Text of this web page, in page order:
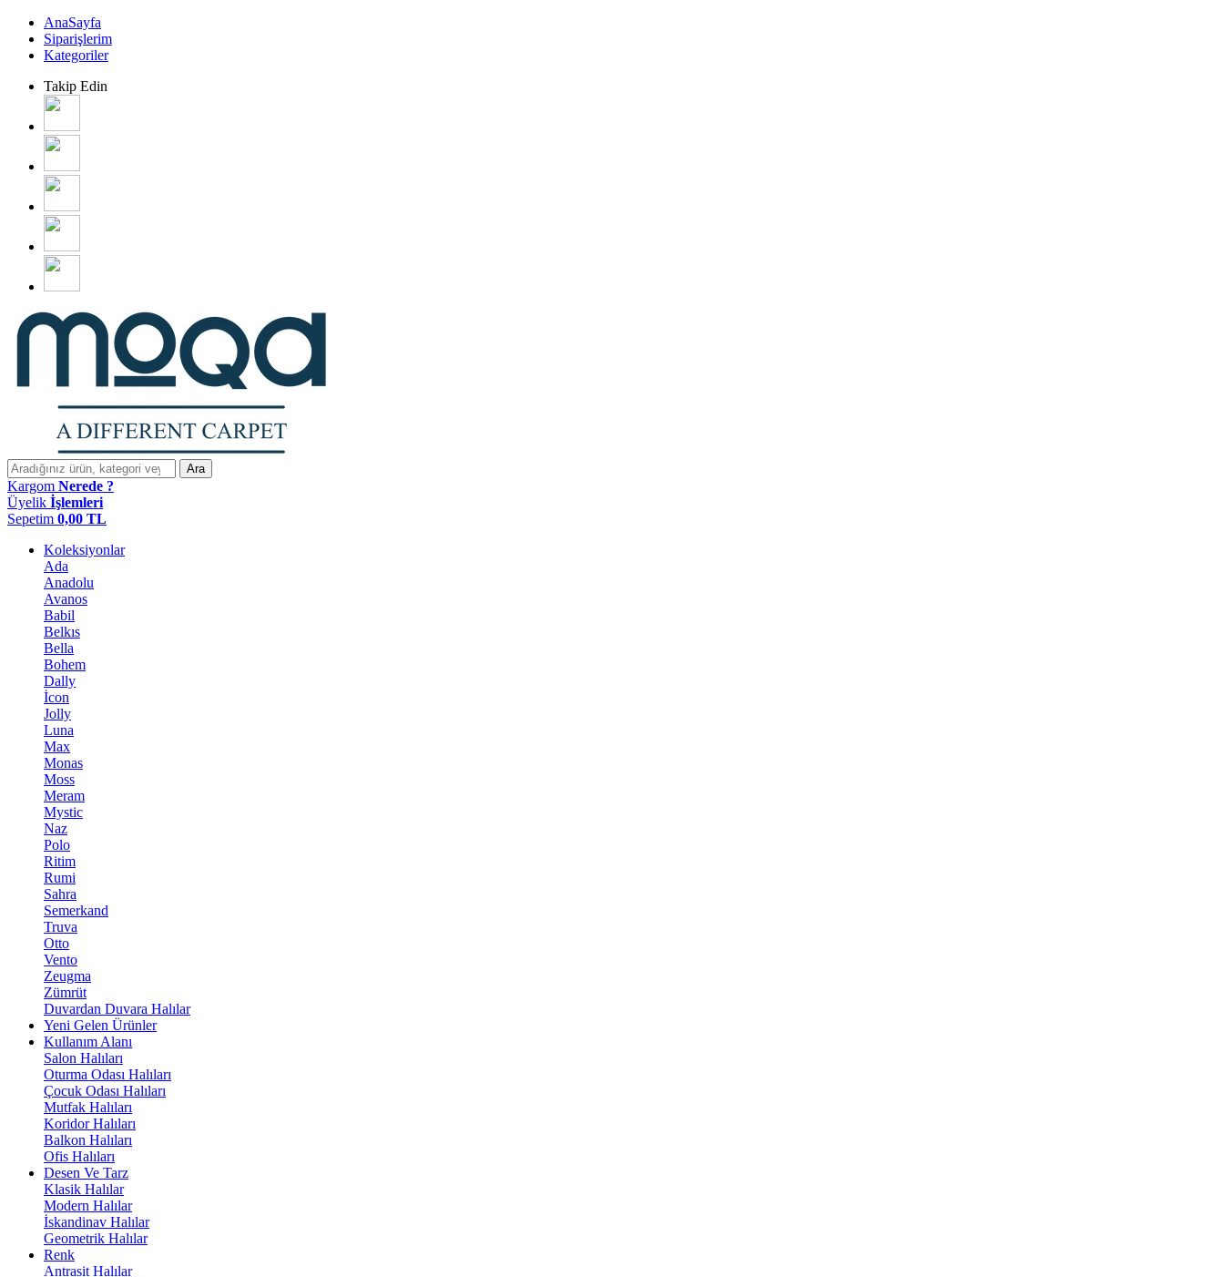
AnaSayfa
Siparişlerim
Kategoriler
Takip Edin
Ara
Kargom Nerede ?
Üyelik İşlemleri
Sepetim 0,00 TL
Koleksiyonlar
Ada
Anadolu
Avanos
Babil
Belkıs
Bella
Bohem
Dally
İcon
Jolly
Luna
Max
Monas
Moss
Meram
Mystic
Naz
Polo
Ritim
Rumi
Sahra
Semerkand
Truva
Otto
Vento
Zeugma
Zümrüt
Duvardan Duvara Halılar
Yeni Gelen Ürünler
Kullanım Alanı
Salon Halıları
Oturma Odası Halıları
Çocuk Odası Halıları
Mutfak Halıları
Koridor Halıları
Balkon Halıları
Ofis Halıları
Desen Ve Tarz
Klasik Halılar
Modern Halılar
İskandinav Halılar
Geometrik Halılar
Renk
Antrasit Halılar